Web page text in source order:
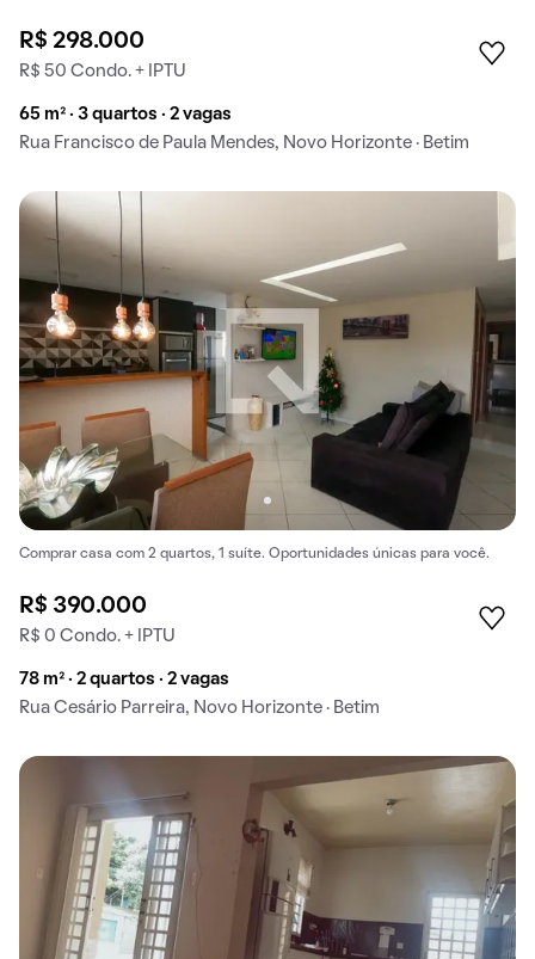
R$ 298.000
R$ 50 Condo. + IPTU
65 m² · 3 quartos · 2 vagas
Rua Francisco de Paula Mendes, Novo Horizonte · Betim
Comprar casa com 2 quartos, 1 suíte. Oportunidades únicas para você.
R$ 390.000
R$ 0 Condo. + IPTU
78 m² · 2 quartos · 2 vagas
Rua Cesário Parreira, Novo Horizonte · Betim